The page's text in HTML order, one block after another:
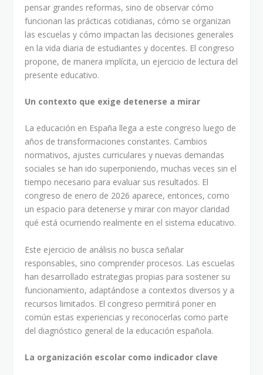
pensar grandes reformas, sino de observar cómo
funcionan las prácticas cotidianas, cómo se organizan
las escuelas y cómo impactan las decisiones generales
en la vida diaria de estudiantes y docentes. El congreso
propone, de manera implícita, un ejercicio de lectura del
presente educativo.
Un contexto que exige detenerse a mirar
La educación en España llega a este congreso luego de
años de transformaciones constantes. Cambios
normativos, ajustes curriculares y nuevas demandas
sociales se han ido superponiendo, muchas veces sin el
tiempo necesario para evaluar sus resultados. El
congreso de enero de 2026 aparece, entonces, como
un espacio para detenerse y mirar con mayor claridad
qué está ocurriendo realmente en el sistema educativo.
Este ejercicio de análisis no busca señalar
responsables, sino comprender procesos. Las escuelas
han desarrollado estrategias propias para sostener su
funcionamiento, adaptándose a contextos diversos y a
recursos limitados. El congreso permitirá poner en
común estas experiencias y reconocerlas como parte
del diagnóstico general de la educación española.
La organización escolar como indicador clave